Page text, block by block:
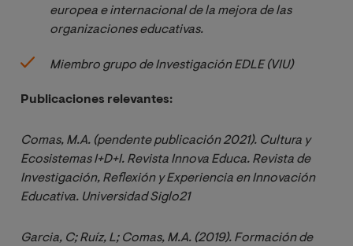
europea e internacional de la mejora de las
organizaciones educativas.
Miembro grupo de Investigación EDLE (VIU)
Publicaciones relevantes:
Comas, M.A. (pendente publicación 2021). Cultura y
Ecosistemas I+D+I. Revista Innova Educa. Revista de
Investigación, Reflexión y Experiencia en Innovación
Educativa. Universidad Siglo21
Garcia, C; Ruíz, L; Comas, M.A. (2019). Formación de